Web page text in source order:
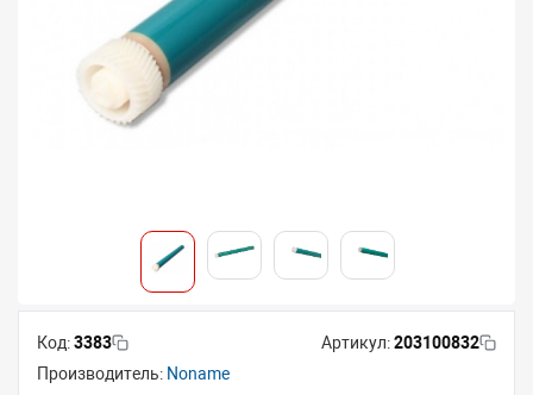
Код:3383 Артикул:203100832
Производитель: Noname